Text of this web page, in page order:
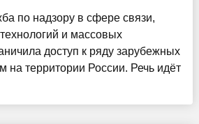
по надзору в сфере связи,
и массовых
доступ к ряду зарубежных
на территории России. Речь идёт